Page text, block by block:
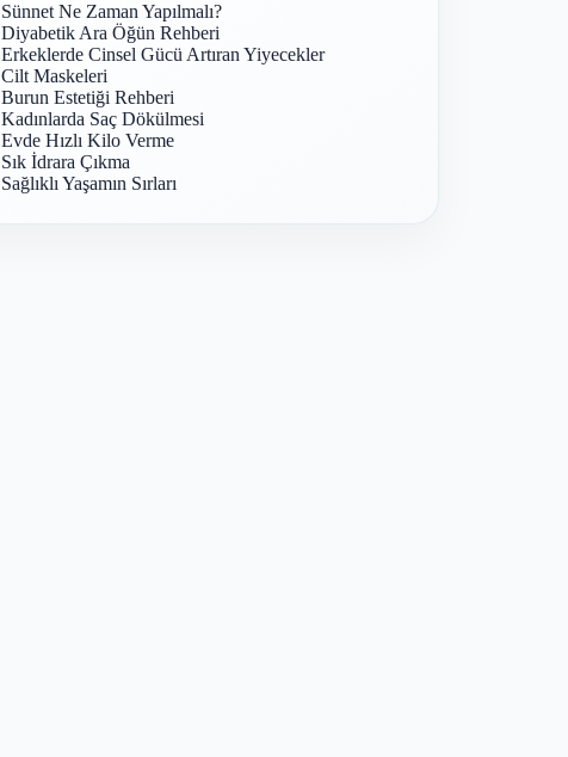
Sünnet Ne Zaman Yapılmalı?
Diyabetik Ara Öğün Rehberi
Erkeklerde Cinsel Gücü Artıran Yiyecekler
Cilt Maskeleri
Burun Estetiği Rehberi
Kadınlarda Saç Dökülmesi
Evde Hızlı Kilo Verme
Sık İdrara Çıkma
Sağlıklı Yaşamın Sırları